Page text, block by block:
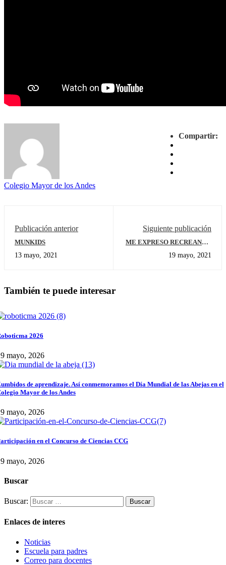
Compartir:
Colegio Mayor de los Andes
Publicación anterior
MUNKIDS
13 mayo, 2021
Siguiente publicación
ME EXPRESO RECREANDO
19 mayo, 2021
También te puede interesar
2026
mayo, 2026
de aprendizaje. Así conmemoramos el Día Mundial de las Abejas en el
Mayor de los Andes
mayo, 2026
en el Concurso de Ciencias CCG
mayo, 2026
Buscar
Buscar:
Enlaces de interes
Noticias
Escuela para padres
Correo para docentes